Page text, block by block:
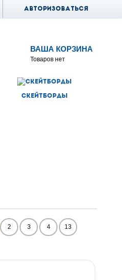
Авторизоваться
ВАША КОРЗИНА
Товаров нет
Скейтборды
2 3 4 13